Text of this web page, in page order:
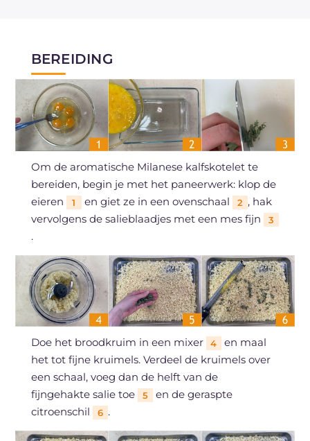
BEREIDING
Om de aromatische Milanese kalfskotelet te
bereiden, begin je met het paneerwerk: klop de
eieren
1 en giet ze in een ovenschaal 2 , hak
vervolgens de salieblaadjes met een mes fijn
3
.
Doe het broodkruim in een mixer 4
en maal
het tot fijne kruimels. Verdeel de kruimels over
een schaal, voeg dan de helft van de
fijngehakte salie toe
5
en de geraspte
citroenschil
6 .